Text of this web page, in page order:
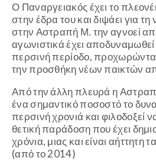
Ο Παναργειακός έχει το
στην έδρα του και διψάει για τη
στην Αστραπή Μ. την αγνοεί
αγωνιστικά έχει
περσινή περίοδο,
την προσθήκη νέων παικτών
Από την άλλη πλευρά η
ένα σημαντικό ποσοστό το
περσινή χρονιά και φιλοδοξεί
θετική παράδοση που έχει
χρόνια, μιας και είναι αήττητη
(από το 2014)